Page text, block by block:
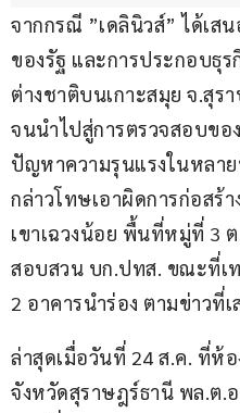
จากกรณี ”เดลินิวส์” ได้เ
ของรัฐ และการประกอบธุ
ต่างชาติบนเกาะสมุย จ.สุร
จนนำไปสู่การตรวจสอบข
ปัญหาความรุนแรงในหลา
กล่าวโทษเอาผิดการก่อสร้
เขาเฉวงน้อย พื้นที่หมู่ที่ 3
สอบสวน บก.ปทส. ขณะที่เ
2 อาคารนำร่อง ตามข่าวที่
ล่าสุดเมื่อวันที่ 24 ส.ค. ที่ห้
จังหวัดสุราษฎร์ธานี พล.ต.